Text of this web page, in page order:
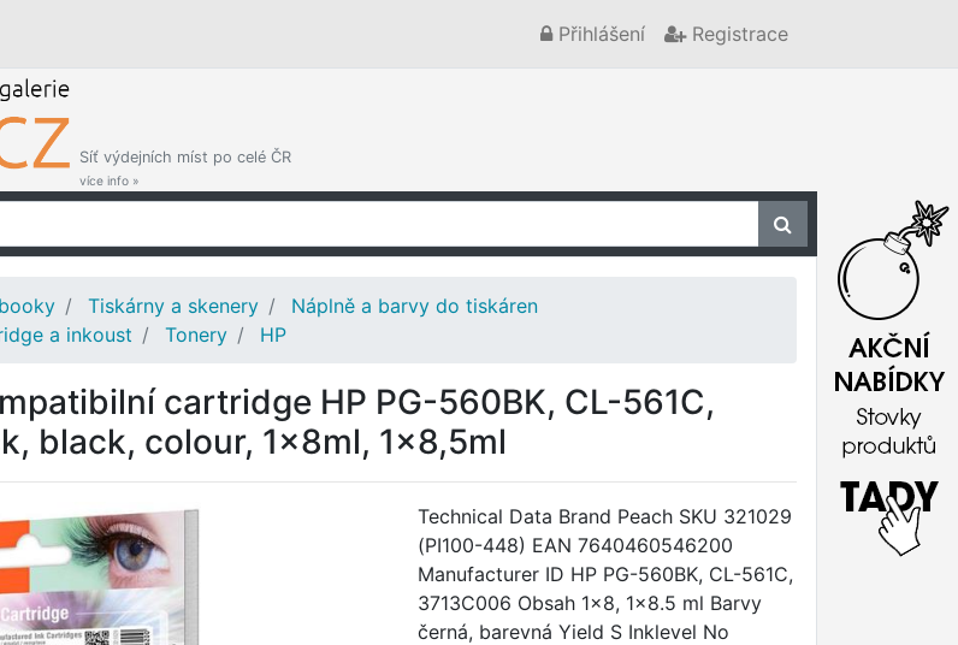
Přihlášení Registrace
Síť výdejních míst po celé ČR
více info »
Tiskárny a skenery
Náplně a barvy do tiskáren
a inkoust
Tonery HP
cartridge HP PG-560BK, CL-561C,
black, colour, 1x8ml, 1x8,5ml
Technical Data Brand Peach SKU 321029
(PI100-448) EAN 7640460546200
Manufacturer ID HP PG-560BK, CL-561C,
3713C006 Obsah 1x8, 1x8.5 ml Barvy
černá, barevná Yield S Inklevel No